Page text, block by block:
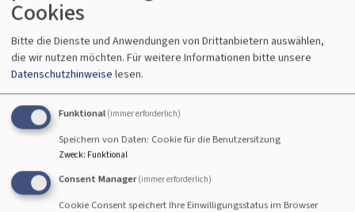
sicher wieder alle kreativen Register ziehen werden.
Jugendfreizeitgelände Weißenberg
Montag 12.- Samstag 17.08.19
Kinder von 7- 12 Jahren
nur 65 €
Nähere Informationen und eine Möglichkeit
zur Anmeldung findet ihrhier.
Cookies
Bitte die Dienste und Anwendungen von Drittanbietern auswählen,
die wir nutzen möchten. Für weitere Informationen bitte unsere
Datenschutzhinweise lesen.
Funktional (immer erforderlich)
Speichern von Daten: Cookie für die Benutzersitzung
Zweck: Funktional
Consent Manager (immer erforderlich)
Cookie Consent speichert Ihre Einwilligungsstatus im Browser